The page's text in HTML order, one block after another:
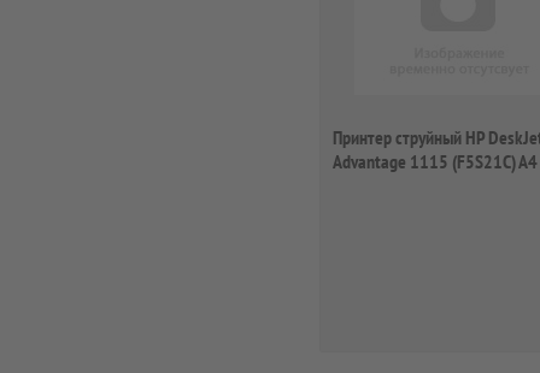
Принтер струйный HP
Advantage 1115 (F5S21C) A4